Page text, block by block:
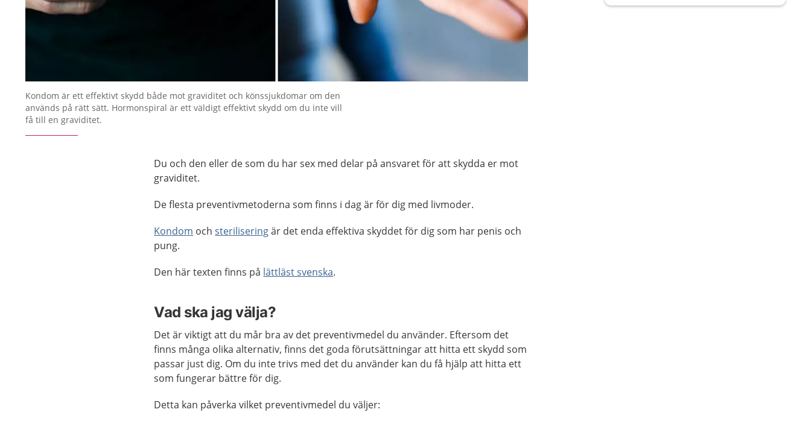
Kondom är ett effektivt skydd både mot graviditet och könssjukdomar om den
används på rätt sätt. Hormonspiral är ett väldigt effektivt skydd om du inte vill
få till en graviditet.
Du och den eller de som du har sex med delar på ansvaret för att skydda er mot
graviditet.
De flesta preventivmetoderna som finns i dag är för dig med livmoder.
Kondom ochsteriliseringär det enda effektiva skyddet för dig som har penis och
pung.
Den här texten finns på lättläst svenska.
Vad ska jag välja?
Det är viktigt att du mår bra av det preventivmedel du använder. Eftersom det
finns många olika alternativ, finns det goda förutsättningar att hitta ett skydd som
passar just dig. Om du inte trivs med det du använder kan du få hjälp att hitta ett
som fungerar bättre för dig.
Detta kan påverka vilket preventivmedel du väljer: